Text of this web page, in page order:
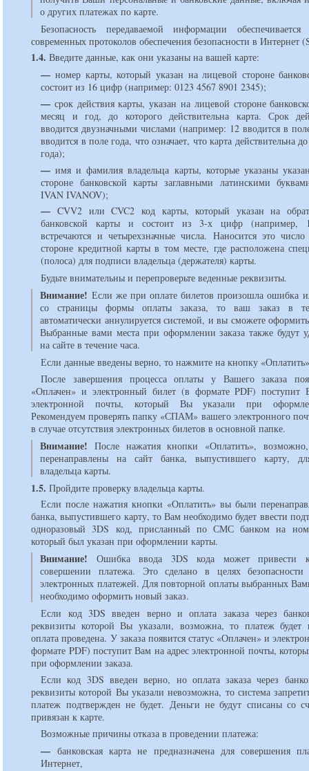
о других платежах по карте.
Безопасность передаваемой информации
современных протоколов обеспечения безопасности в Интернет
1.4. Введите данные, как они указаны на вашей карте:
— номер карты, который указан на лицевой стороне
состоит из 16 цифр (например: 0123 4567 8901 2345);
— срок действия карты, указан на лицевой стороне
месяц и год, до которого действительна карта. Срок
вводится двузначными числами (например: 12 вводится в
вводится в поле года, что означает, что карта действительна
года);
— имя и фамилия владельца карты, которые указаны
стороне банковской карты заглавными латинскими
IVAN IVANOV);
— CVV2 или CVC2 код карты, который указан на
банковской карты и состоит из 3-х цифр (например,
встречаются и четырехзначные числа. Наносится это
стороне кредитной карты в том месте, где расположена
(полоса) для подписи владельца (держателя) карты.
Будьте внимательны и перепроверьте веденные реквизиты.
Внимание! Если же при оплате билетов произошла ошибка
со страницы формы оплаты заказа, то ваш заказ в
автоматически аннулируется системой, и вы сможете
Выбранные вами места при оформлении заказа также будут
на сайте в течение часа.
Если данные введены верно, то нажмите на кнопку
После завершения процесса оплаты у Вашего заказа
«Оплачен» и электронный билет (в формате PDF) поступит
электронной почты, который Вы указали при
Рекомендуем проверять папку «СПАМ» вашего электронного
в случае отсутствия электронных билетов в основной папке.
Внимание! После нажатия кнопки «Оплатить»,
перенаправлены на сайт банка, выпустившего карту,
владельца карты.
1.5. Пройдите проверку владельца карты.
Если после нажатия кнопки «Оплатить» вы были
банка, выпустившего карту, то Вам необходимо будет ввести
одноразовый 3DS код, присланный по СМС банком на
который был указан при оформлении карты.
Внимание! Ошибка ввода 3DS кода может привести
совершении платежа. Это сделано в целях безопасности
электронных платежей. Для повторной оплаты выбранных
необходимо оформить новый заказ.
Если код 3DS введен верно и оплата заказа через
реквизиты которой Вы указали, возможна, то платеж будет
оплата проведена. У заказа появится статус «Оплачен» и
формате PDF) поступит Вам на адрес электронной почты,
при оформлении заказа.
Если код 3DS введен верно, но оплата заказа через
реквизиты которой Вы указали невозможна, то система
платеж подтвержден не будет. Деньги не будут списаны со
привязан к карте.
Возможные причины отказа в проведении платежа:
— банковская карта не предназначена для совершения
Интернет,